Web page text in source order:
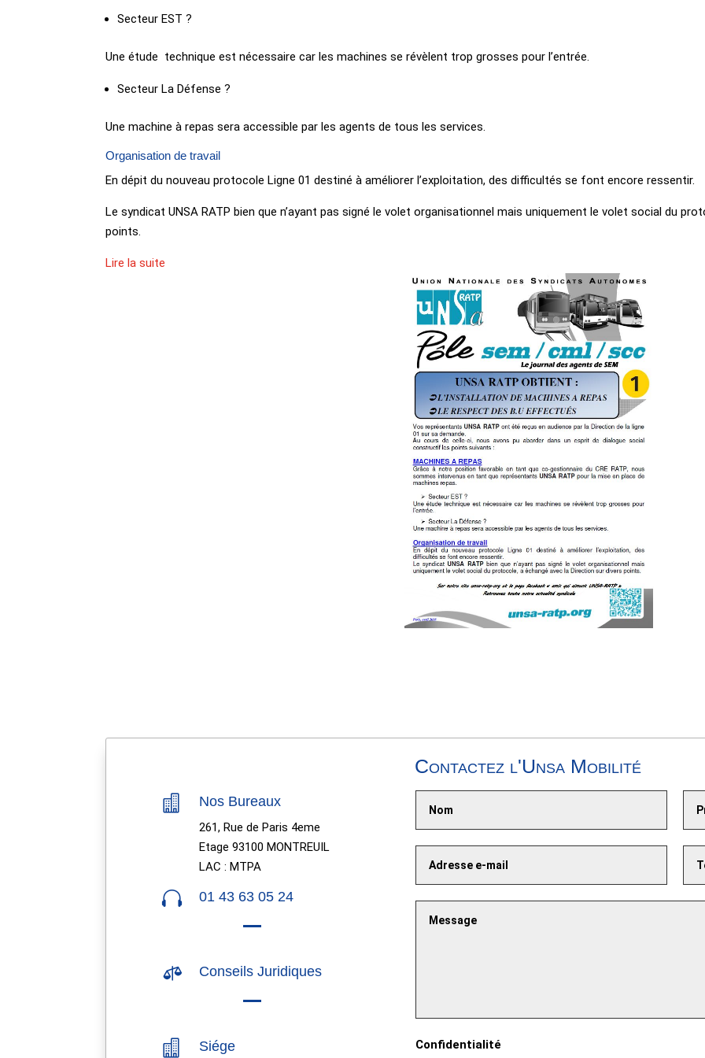
Secteur EST ?
Une étude technique est nécessaire car les machines se révèlent trop grosses pour l’entrée.
Secteur La Défense ?
Une machine à repas sera accessible par les agents de tous les services.
Organisation de travail
En dépit du nouveau protocole Ligne 01 destiné à améliorer l’exploitation, des difficultés se font encore ressentir.
Le syndicat UNSA RATP bien que n’ayant pas signé le volet organisationnel mais uniquement le volet social du
points.
Lire la suite
 Nos Bureaux
261, Rue de Paris 4eme
Etage 93100 MONTREUIL
LAC : MTPA
 01 43 63 05 24
 Conseils Juridiques
 Siége
Contactez l'Unsa Mobilité
Confidentialité